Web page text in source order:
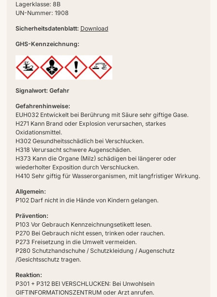
Lagerklasse: 8B
UN-Nummer: 1908
Sicherheitsdatenblatt: Download
GHS-Kennzeichnung:
Signalwort: Gefahr
Gefahrenhinweise:
EUH032 Entwickelt bei Berührung mit Säure sehr giftige Gase.
H271 Kann Brand oder Explosion verursachen, starkes
Oxidationsmittel.
H302 Gesundheitsschädlich bei Verschlucken.
H318 Verursacht schwere Augenschäden.
H373 Kann die Organe (Milz) schädigen bei längerer oder
wiederholter Exposition durch Verschlucken.
H410 Sehr giftig für Wasserorganismen, mit langfristiger Wirkung.
Allgemein:
P102 Darf nicht in die Hände von Kindern gelangen.
Prävention:
P103 Vor Gebrauch Kennzeichnungsetikett lesen.
P270 Bei Gebrauch nicht essen, trinken oder rauchen.
P273 Freisetzung in die Umwelt vermeiden.
P280 Schutzhandschuhe / Schutzkleidung / Augenschutz
/Gesichtsschutz tragen.
Reaktion:
P301 + P312 BEI VERSCHLUCKEN: Bei Unwohlsein
GIFTINFORMATIONSZENTRUM oder Arzt anrufen.